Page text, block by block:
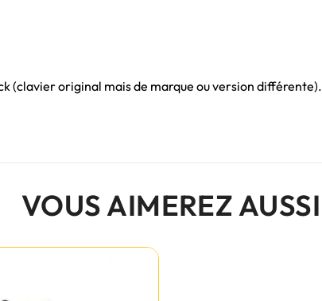
(clavier original mais de marque ou version différente).
VOUS AIMEREZ AUSSI